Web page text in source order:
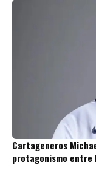
Cartageneros
protagonismo entre